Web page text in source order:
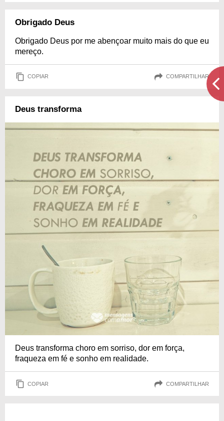
Obrigado Deus
Obrigado Deus por me abençoar muito mais do que eu
mereço.
COPIAR COMPARTILHAR
Deus transforma
Deus transforma choro em sorriso, dor em força,
fraqueza em fé e sonho em realidade.
COPIAR COMPARTILHAR